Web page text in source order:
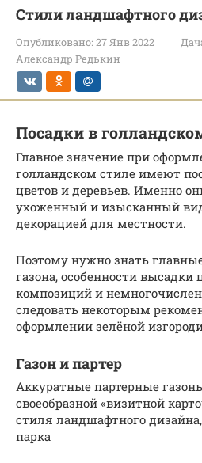
Стили ландшафтного
Опубликовано: 27 Янв 2022
Александр Редькин
Посадки в
Главное значение при
голландском стиле имеют
цветов и деревьев. Именно
ухоженный и изысканный
декорацией для местности.
Поэтому нужно знать
газона, особенности высадки
композиций и
следовать некоторым
оформлении зелёной
Газон и партер
Аккуратные партерные
своеобразной «визитной
стиля ландшафтного
парка